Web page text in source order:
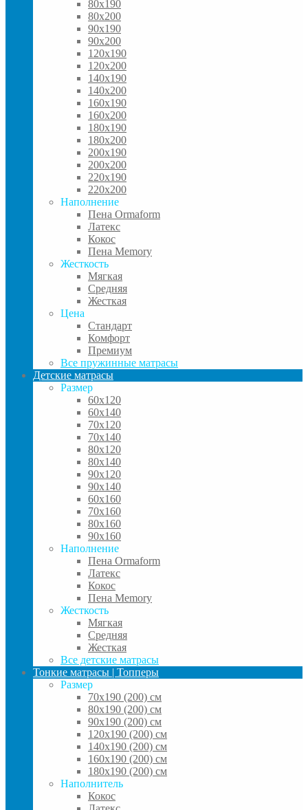
80x190
80x200
90x190
90x200
120x190
120x200
140x190
140x200
160x190
160x200
180x190
180x200
200x190
200x200
220x190
220x200
Наполнение
Пена Ormaform
Латекс
Кокос
Пена Memory
Жесткость
Мягкая
Средняя
Жесткая
Цена
Стандарт
Комфорт
Премиум
Все пружинные матрасы
Детские матрасы
Размер
60x120
60x140
70x120
70x140
80x120
80x140
90x120
90x140
60x160
70x160
80x160
90x160
Наполнение
Пена Ormaform
Латекс
Кокос
Пена Memory
Жесткость
Мягкая
Средняя
Жесткая
Все детские матрасы
Тонкие матрасы | Топперы
Размер
70х190 (200) см
80х190 (200) см
90x190 (200) см
120x190 (200) см
140x190 (200) см
160x190 (200) см
180x190 (200) см
Наполнитель
Кокос